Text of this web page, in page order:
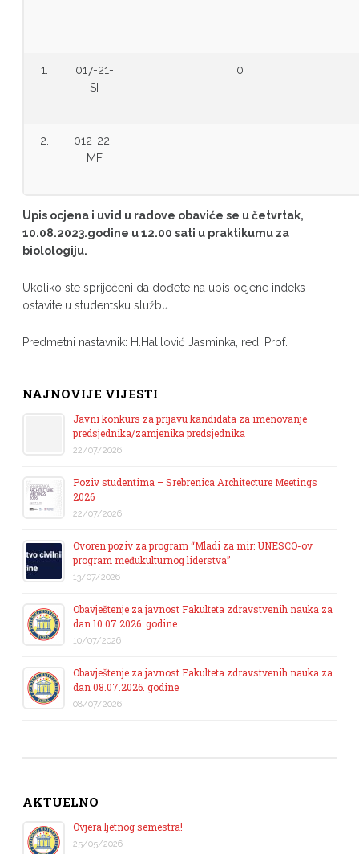
1.
017-21-
SI
0
2.
012-22-
MF
Upis ocjena i uvid u radove obaviće se u četvrtak,
10.08.2023.godine u 12.00 sati u praktikumu za
biolologiju.
Ukoliko ste spriječeni da dođete na upis ocjene indeks
ostavite u studentsku službu .
Predmetni nastavnik: H.Halilović Jasminka, red. Prof.
NAJNOVIJE VIJESTI
Javni konkurs za prijavu kandidata za imenovanje
predsjednika/zamjenika predsjednika
22/07/2026
Poziv studentima – Srebrenica Architecture Meetings
2026
22/07/2026
Ovoren poziv za program “Mladi za mir: UNESCO-ov
program međukulturnog liderstva”
13/07/2026
Obavještenje za javnost Fakulteta zdravstvenih nauka za
dan 10.07.2026. godine
10/07/2026
Obavještenje za javnost Fakulteta zdravstvenih nauka za
dan 08.07.2026. godine
08/07/2026
AKTUELNO
Ovjera ljetnog semestra!
25/05/2026